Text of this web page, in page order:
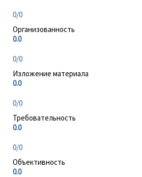
0/0
Организованность
0.0
0/0
Изложение материала
0.0
0/0
Требовательность
0.0
0/0
Объективность
0.0